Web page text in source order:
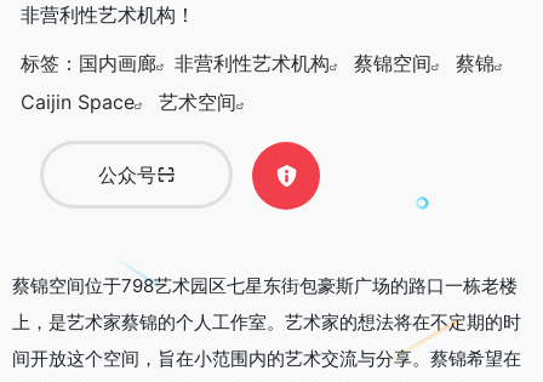
非营利性艺术机构！
标签： 国内画廊 非营利性艺术机构 蔡锦空间
蔡锦
Caijin Space
艺术空间
公众号
蔡锦空间位于798艺术园区七星东街包豪斯广场的路口一栋老楼
上，是艺术家蔡锦的个人工作室。艺术家的想法将在不定期的时
间开放这个空间，旨在小范围内的艺术交流与分享。蔡锦希望在